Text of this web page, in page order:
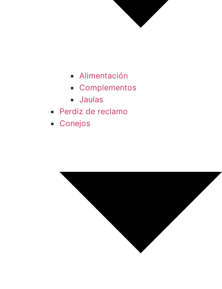
Alimentación
Complementos
Jaulas
Perdiz de reclamo
Conejos